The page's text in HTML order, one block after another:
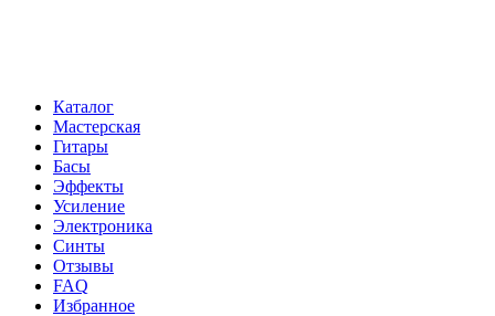
Каталог
Мастерская
Гитары
Басы
Эффекты
Усиление
Электроника
Синты
Отзывы
FAQ
Избранное